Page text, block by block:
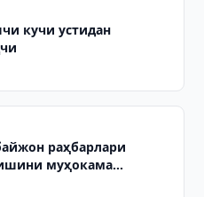
кучи устидан
раҳбарлари
муҳокама
қабул қилишди